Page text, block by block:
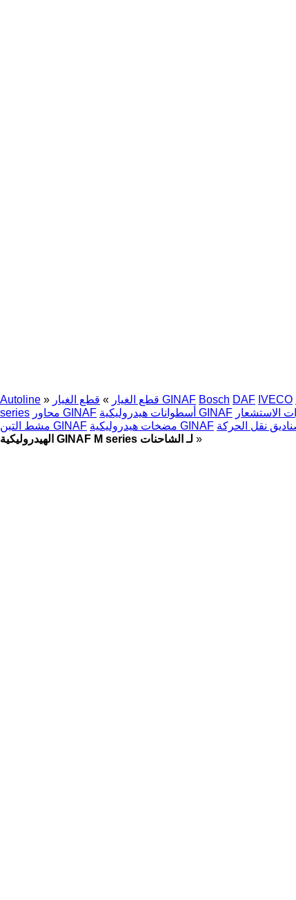
Autoline » قطع الغيار » قطع الغيار GINAF Bosch DAF IVECO
series
محاور GINAF أسطوانات هيدروليكية GINAF
مشط التبن GINAF
مضخات هيدروليكية GINAF
الهيدروليكية GINAF M series لـ الشاحنات »